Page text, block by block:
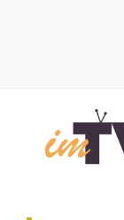
contenuto